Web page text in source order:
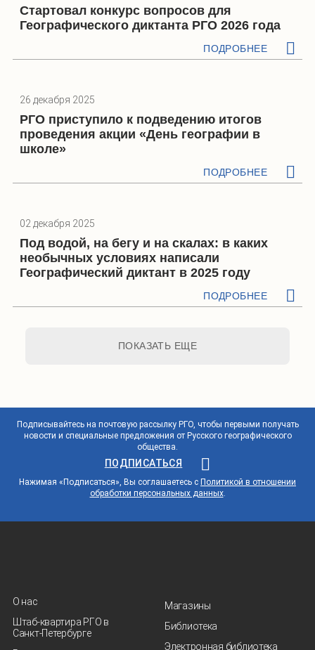
Стартовал конкурс вопросов для
Географического диктанта РГО 2026 года
ПОДРОБНЕЕ
26 декабря 2025
РГО приступило к подведению итогов
проведения акции «День географии в
школе»
ПОДРОБНЕЕ
02 декабря 2025
Под водой, на бегу и на скалах: в каких
необычных условиях написали
Географический диктант в 2025 году
ПОДРОБНЕЕ
ПОКАЗАТЬ ЕЩЕ
Подписывайтесь на почтовую рассылку РГО, чтобы первыми получать
новости и специальные предложения от Русского географического
общества.
ПОДПИСАТЬСЯ
Нажимая «Подписаться», Вы соглашаетесь с Политикой в отношении
обработки персональных данных.
О нас
Штаб-квартира РГО в
Санкт‑Петербурге
Магазины
Библиотека
Электронная библиотека